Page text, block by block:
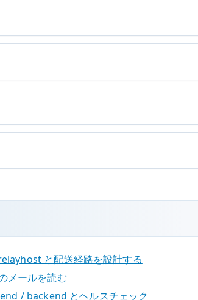
と配送経路を設計する
メールを読む
/ backend とヘルスチェック